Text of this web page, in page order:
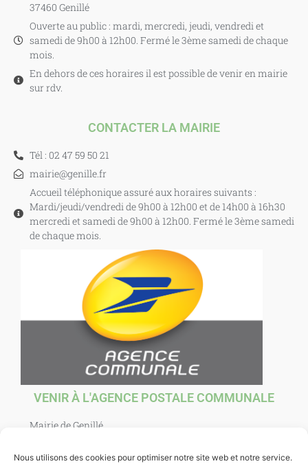
Nous utilisons des cookies pour optimiser notre site web et notre service.
37460 Genillé
Ouverte au public : mardi, mercredi, jeudi, vendredi et
samedi de 9h00 à 12h00. Fermé le 3ème samedi de chaque
mois.
En dehors de ces horaires il est possible de venir en mairie
sur rdv.
CONTACTER LA MAIRIE
Tél : 02 47 59 50 21
mairie@genille.fr
Accueil téléphonique assuré aux horaires suivants :
Mardi/jeudi/vendredi de 9h00 à 12h00 et de 14h00 à 16h30
mercredi et samedi de 9h00 à 12h00. Fermé le 3ème samedi
de chaque mois.
VENIR À L'AGENCE POSTALE COMMUNALE
Mairie de Genillé
37460 Genillé